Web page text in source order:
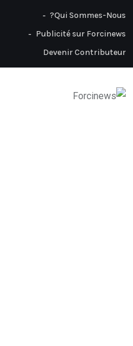
Qui Sommes-Nous?
Publicité sur Forcinews
Devenir Contributeur